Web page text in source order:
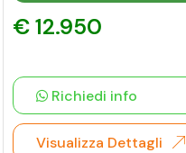
€ 12.950
Richiedi info
Visualizza Dettagli